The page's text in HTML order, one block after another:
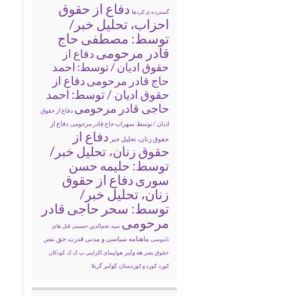
گسترده ی کردها دفاع از حقوق
احزاب، تحلیل خبر/
توسط: مصطفی حاج
قادر مرحومیدفاع از
حقوق ادیان / توسط: احمد
حاج قادر مرحومیدفاع از
حقوق ادیان / توسط: احمد
حاجی قادر مرحومی دفاع از حقوق
ادیان / توسط: سهراب حاج قادر مرحومی دفاع از
حقوق زنان، تحلیل خبر دفاع از
حقوق زنان، تحلیل خبر/
توسط: حلیمه حسن
سوری دفاع از حقوق
زنان، تحلیل خبر/
توسط: سحر حاجی قادر
مرحومی سید نجم‌الدین حسینی قتل های
ناموسی ماهنامه سیاسی و مدنی قدرت حق نقض
حقوق بشر هه ولیر هواپیمای اکراینی پ ک ک کودکان
کورد کورد و کوردستان کولبر گریلا